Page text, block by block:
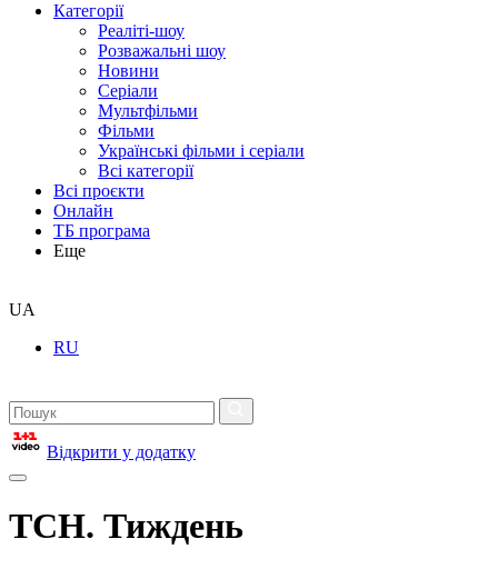
Категорії
Реаліті-шоу
Розважальні шоу
Новини
Серіали
Мультфільми
Фільми
Українські фільми і серіали
Всі категорії
Всі проєкти
Онлайн
ТБ програма
Еще
UA
RU
Відкрити у додатку
ТСН. Тиждень